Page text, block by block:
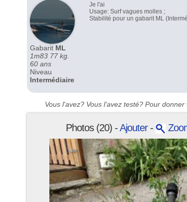
Gabarit ML
1m83 77 kg.
60 ans
Niveau
Intermédiaire
Je l'ai
Usage: Surf vagues molles ;
Stabilité pour un gabarit ML
Vous l'avez? Vous l'avez testé? Pour
Photos (20) -Ajouter-